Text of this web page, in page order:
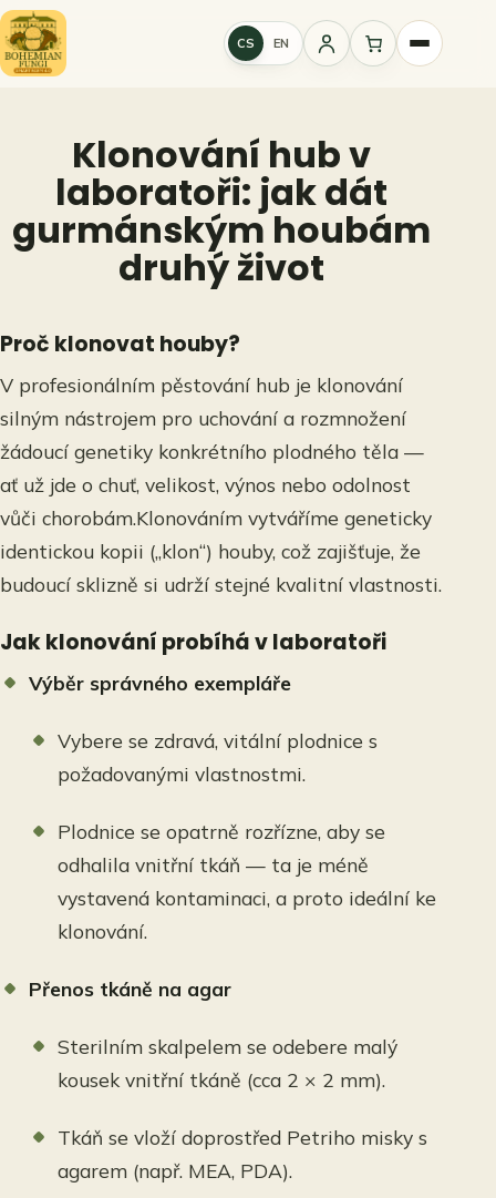
Přeskočit
na
obsah
CS EN
Přihlášení
Klonování hub v
laboratoři: jak dát
gurmánským houbám
druhý život
Proč klonovat houby?
V profesionálním pěstování hub je klonování
silným nástrojem pro uchování a rozmnožení
žádoucí genetiky konkrétního plodného těla —
ať už jde o chuť, velikost, výnos nebo odolnost
vůči chorobám.Klonováním vytváříme geneticky
identickou kopii („klon“) houby, což zajišťuje, že
budoucí sklizně si udrží stejné kvalitní vlastnosti.
Jak klonování probíhá v laboratoři
Výběr správného exempláře
Vybere se zdravá, vitální plodnice s
požadovanými vlastnostmi.
Plodnice se opatrně rozřízne, aby se
odhalila vnitřní tkáň — ta je méně
vystavená kontaminaci, a proto ideální ke
klonování.
Přenos tkáně na agar
Sterilním skalpelem se odebere malý
kousek vnitřní tkáně (cca 2 × 2 mm).
Tkáň se vloží doprostřed Petriho misky s
agarem (např. MEA, PDA).